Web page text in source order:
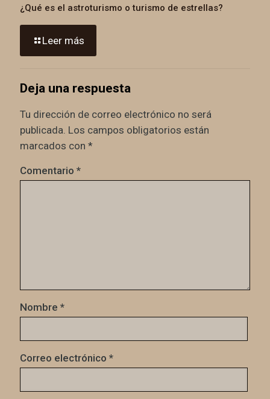
¿Qué es el astroturismo o turismo de estrellas?
Leer más
Deja una respuesta
Tu dirección de correo electrónico no será
publicada. Los campos obligatorios están
marcados con *
Comentario *
Nombre *
Correo electrónico *